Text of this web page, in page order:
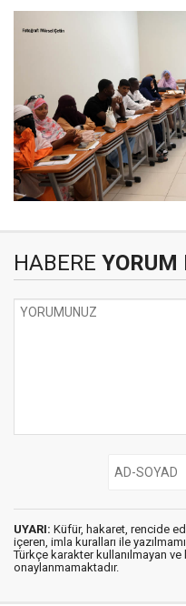
HABERE YORUM
UYARI: Küfür, hakaret, rencide
içeren, imla kuralları ile
Türkçe karakter kullanılmayan
onaylanmamaktadır.